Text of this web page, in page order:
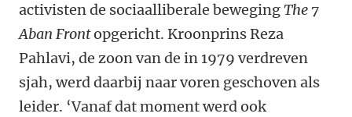
activisten de sociaalliberale bewegingThe 7
Aban Frontopgericht. Kroonprins Reza
Pahlavi, de zoon van de in 1979 verdreven
sjah, werd daarbij naar voren geschoven als
leider. ‘Vanaf dat moment werd ook